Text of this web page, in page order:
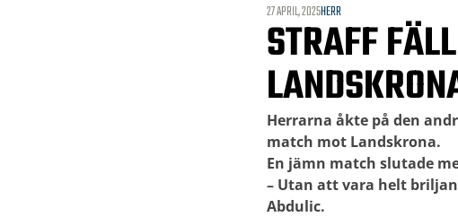
27 APRIL, 2025HERR
STRAFF
Herrarna åkte på den
match mot Landskrona.
En jämn match slutade
– Utan att vara helt
Abdulic.